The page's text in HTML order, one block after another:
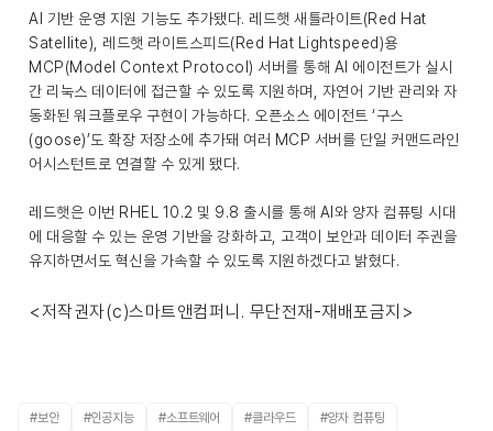
AI 기반 운영 지원 기능도 추가됐다. 레드햇 새틀라이트(Red Hat
Satellite), 레드햇 라이트스피드(Red Hat Lightspeed)용
MCP(Model Context Protocol) 서버를 통해 AI 에이전트가 실시
간 리눅스 데이터에 접근할 수 있도록 지원하며, 자연어 기반 관리와 자
동화된 워크플로우 구현이 가능하다. 오픈소스 에이전트 ‘구스
(goose)’도 확장 저장소에 추가돼 여러 MCP 서버를 단일 커맨드라인
어시스턴트로 연결할 수 있게 됐다.
레드햇은 이번 RHEL 10.2 및 9.8 출시를 통해 AI와 양자 컴퓨팅 시대
에 대응할 수 있는 운영 기반을 강화하고, 고객이 보안과 데이터 주권을
유지하면서도 혁신을 가속할 수 있도록 지원하겠다고 밝혔다.
<저작권자(c)스마트앤컴퍼니. 무단전재-재배포금지>
#보안 #인공지능 #소프트웨어 #클라우드 #양자 컴퓨팅